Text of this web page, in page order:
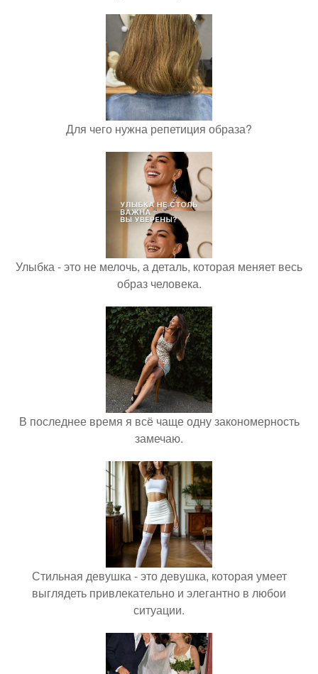
Для чего нужна репетиция образа?
Улыбка - это не мелочь, а деталь, которая меняет весь
образ человека.
В последнее время я всё чаще одну закономерность
замечаю.
Стильная девушка - это девушка, которая умеет
выглядеть привлекательно и элегантно в любои
ситуации.